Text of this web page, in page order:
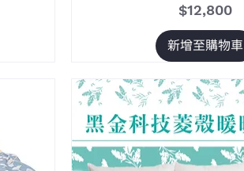
價格
$12,800
新增至購物車